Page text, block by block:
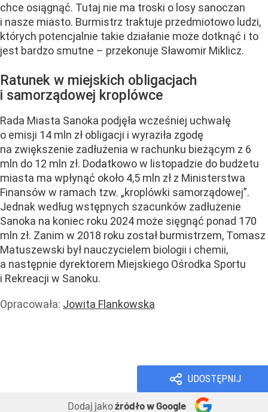
chce osiągnąć. Tutaj nie ma troski o losy sanoczan
i nasze miasto. Burmistrz traktuje przedmiotowo ludzi,
których potencjalnie takie działanie może dotknąć i to
jest bardzo smutne – przekonuje Sławomir Miklicz.
Ratunek w miejskich obligacjach
i samorządowej kroplówce
Rada Miasta Sanoka podjęła wcześniej uchwałę
o emisji 14 mln zł obligacji i wyraziła zgodę
na zwiększenie zadłużenia w rachunku bieżącym z 6
mln do 12 mln zł. Dodatkowo w listopadzie do budżetu
miasta ma wpłynąć około 4,5 mln zł z Ministerstwa
Finansów w ramach tzw. „kroplówki samorządowej”.
Jednak według wstępnych szacunków zadłużenie
Sanoka na koniec roku 2024 może sięgnąć ponad 170
mln zł. Zanim w 2018 roku został burmistrzem, Tomasz
Matuszewski był nauczycielem biologii i chemii,
a następnie dyrektorem Miejskiego Ośrodka Sportu
i Rekreacji w Sanoku.
Opracowała: Jowita Flankowska
UDOSTĘPNIJ
Dodaj jakoźródło w Google